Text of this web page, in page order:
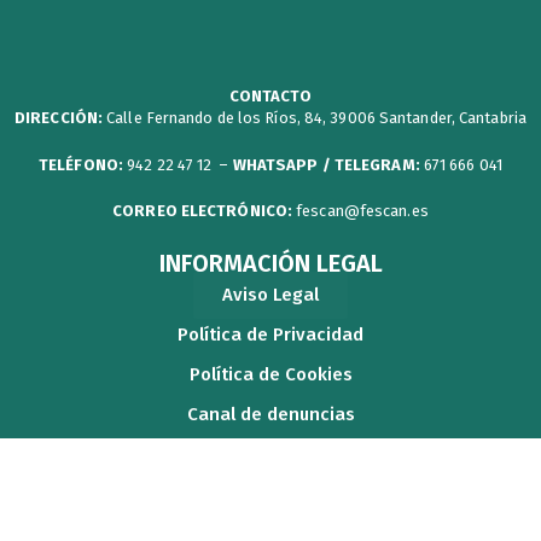
e
r
o
k
a
m
e
r
CONTACTO
DIRECCIÓN: Calle Fernando de los Ríos, 84, 39006 Santander, Cantabria
TELÉFONO: 942 22 47 12 – WHATSAPP / TELEGRAM: 671 666 041
CORREO ELECTRÓNICO: fescan@fescan.es
INFORMACIÓN LEGAL
Aviso Legal
Política de Privacidad
Política de Cookies
Canal de denuncias